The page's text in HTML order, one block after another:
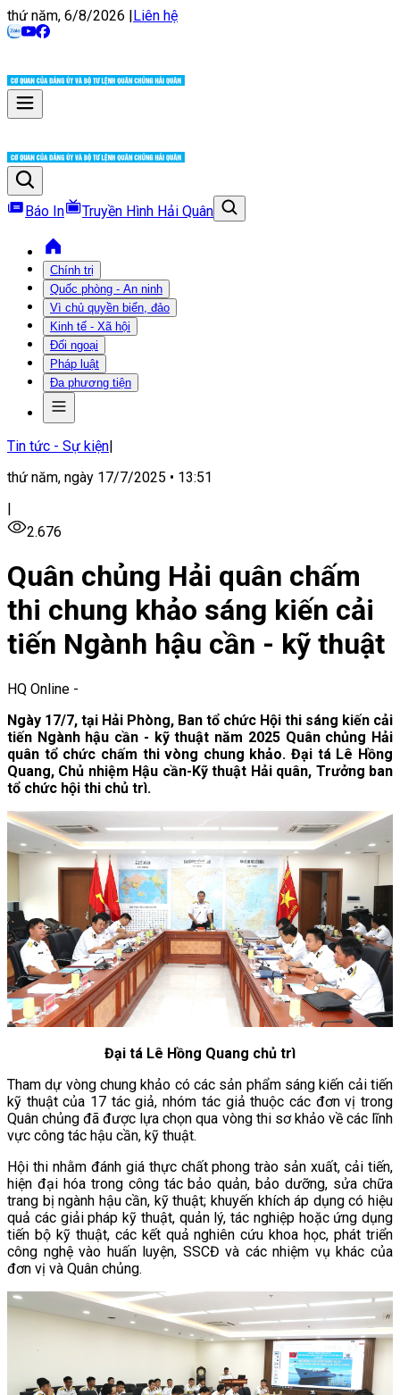
thứ năm, 6/8/2026 |Liên hệ
Báo In Truyền Hình Hải Quân
Chính trị
Quốc phòng - An ninh
Vì chủ quyền biển, đảo
Kinh tế - Xã hội
Đối ngoại
Pháp luật
Đa phương tiện
Tin tức - Sự kiện|
thứ năm, ngày 17/7/2025 • 13:51
|
2.676
Quân chủng Hải quân chấm
thi chung khảo sáng kiến cải
tiến Ngành hậu cần - kỹ thuật
HQ Online -
Ngày 17/7, tại Hải Phòng, Ban tổ chức Hội thi sáng kiến cải
tiến Ngành hậu cần - kỹ thuật năm 2025 Quân chủng Hải
quân tổ chức chấm thi vòng chung khảo. Đại tá Lê Hồng
Quang, Chủ nhiệm Hậu cần-Kỹ thuật Hải quân, Trưởng ban
tổ chức hội thi chủ trì.
Đại tá Lê Hồng Quang chủ trì
Tham dự vòng chung khảo có các sản phẩm sáng kiến cải tiến
kỹ thuật của 17 tác giả, nhóm tác giả thuộc các đơn vị trong
Quân chủng đã được lựa chọn qua vòng thi sơ khảo về các lĩnh
vực công tác hậu cần, kỹ thuật.
Hội thi nhằm đánh giá thực chất phong trào sản xuất, cải tiến,
hiện đại hóa trong công tác bảo quản, bảo dưỡng, sửa chữa
trang bị ngành hậu cần, kỹ thuật; khuyến khích áp dụng có hiệu
quả các giải pháp kỹ thuật, quản lý, tác nghiệp hoặc ứng dụng
tiến bộ kỹ thuật, các kết quả nghiên cứu khoa học, phát triển
công nghệ vào huấn luyện, SSCĐ và các nhiệm vụ khác của
đơn vị và Quân chủng.